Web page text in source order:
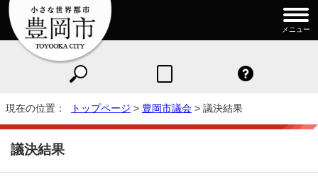
メニュー
現在の位置： トップページ > 豊岡市議会 > 議決結果
議決結果